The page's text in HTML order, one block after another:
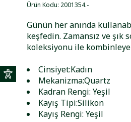
Ürün Kodu: 2001354.-
Günün her anında
keşfedin. Zamansız ve
koleksiyonu ile
Cinsiyet:Kadın
Mekanizma:Quartz
Kadran Rengi: Yeşil
Kayış Tipi:Silikon
Kayış Rengi: Yeşil